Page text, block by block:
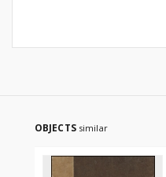
OBJECTS similar